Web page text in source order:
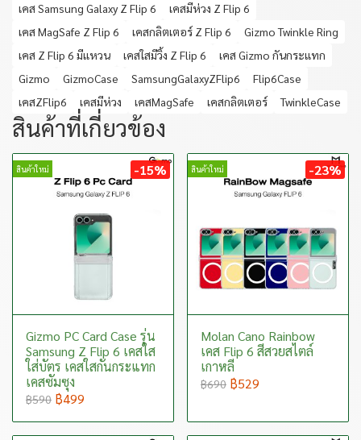
เคส Samsung Galaxy Z Flip 6
เคสมีห่วง Z Flip 6
เคส MagSafe Z Flip 6
เคสกลิตเตอร์ Z Flip 6
Gizmo Twinkle Ring
เคส Z Flip 6 มีแหวน
เคสใสมีวิ้ง Z Flip 6
เคส Gizmo กันกระแทก
Gizmo
GizmoCase SamsungGalaxyZFlip6
Flip6Case
เคสZFlip6
เคสมีห่วง เคสMagSafe เคสกลิตเตอร์ TwinkleCase
สินค้าที่เกี่ยวข้อง
สินค้าใหม่ -15%
Gizmo PC Card Case รุ่น
Samsung Z Flip 6 เคสใส
ใส่บัตร เคสใสกันกระแทก
เคสซัมซุง
฿590 ฿499
สินค้าใหม่ -23%
Molan Cano Rainbow
เคส Flip 6 สีสวยสไตล์
เกาหลี
฿690 ฿529